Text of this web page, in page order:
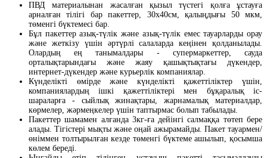
ПВД материалынан жасалған қызыл түстегі қолға ұстауға
арналған тілігі бар пакеттер, 30х40см, қалыңдығы 50 мкм,
төменгі бүктемесі бар.
Бұл пакеттер азық-түлік және азық-түлік емес тауарларды орау
және жеткізу үшін әртүрлі салаларда кеңінен қолданылады.
Олардың ең танымалдары - супермаркеттер, сауда
орталықтарындағы және жаяу қашықтықтағы дүкендер,
интернет-дүкендер және курьерлік компаниялар.
Күнделікті өмірде және күнделікті қажеттіліктер үшін,
компаниялардың ішкі қажеттіліктері мен бұқаралық іс-
шараларға - сыйлық жинақтары, жарнамалық материалдар,
көрмелер, жәрмеңкелер үшін таптырмас болып табылады.
Пакеттер шамамен алғанда 3кг-ға дейінгі салмаққа төтеп бере
алады. Тігістері мықты және оңай ажырамайды. Пакет тауармен/
өніммен толтырылған кезде төменгі бүктеме ашылып, қосымша
көлем береді.